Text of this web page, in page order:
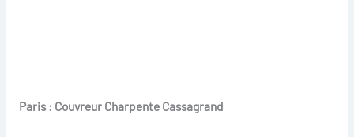
Paris : Couvreur Charpente Cassagrand